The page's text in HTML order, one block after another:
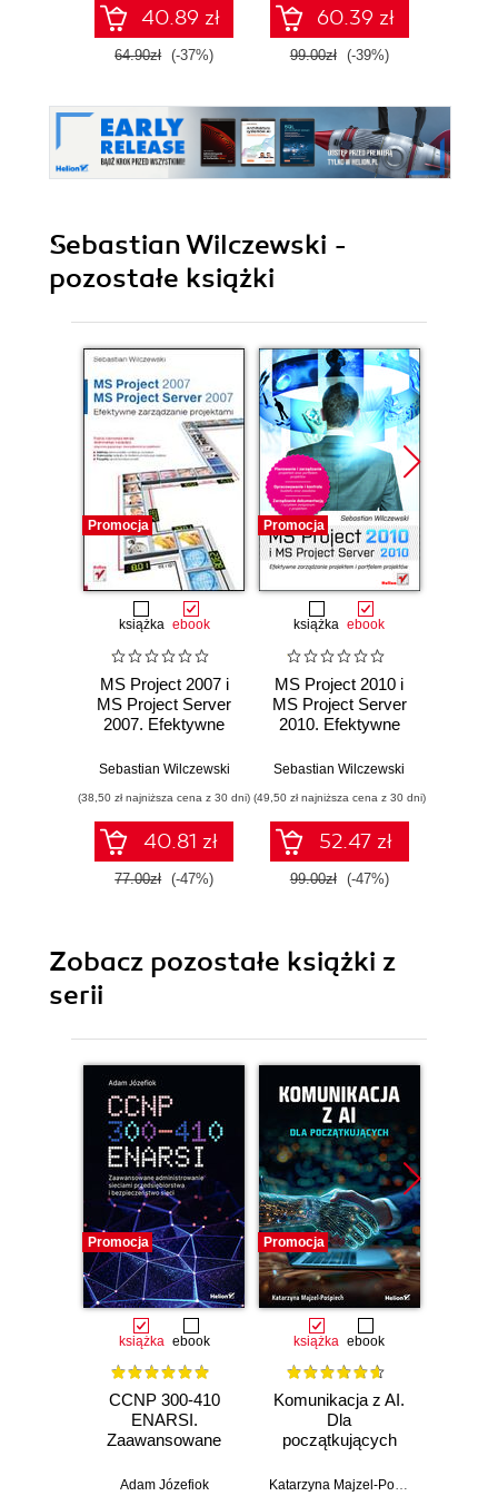
40.89 zł
64.90zł (-37%)
60.39 zł
99.00zł (-39%)
Sebastian Wilczewski -
pozostałe książki
Promocja
książka ebook
MS Project 2007 i
MS Project Server
2007. Efektywne
projektami
Sebastian Wilczewski
(38,50 zł najniższa cena z 30 dni)
40.81 zł
77.00zł (-47%)
Promocja
książka ebook
MS Project 2010 i
MS Project Server
2010. Efektywne
projektem i
projektów
Sebastian Wilczewski
(49,50 zł najniższa cena z 30 dni)
52.47 zł
99.00zł (-47%)
Zobacz pozostałe książki z
serii
Promocja
książka ebook
CCNP 300-410
ENARSI.
Zaawansowane
sieciami
Adam Józefiok
Promocja
książka ebook
Komunikacja z AI.
Dla
początkujących
Katarzyna Majzel-Pośpiech